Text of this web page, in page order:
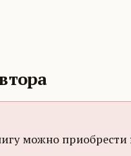
можно приобрести